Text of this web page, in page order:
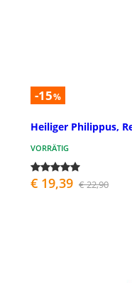
-15%
Heiliger Philippus,
VORRÄTIG
€ 19,39 € 22,90